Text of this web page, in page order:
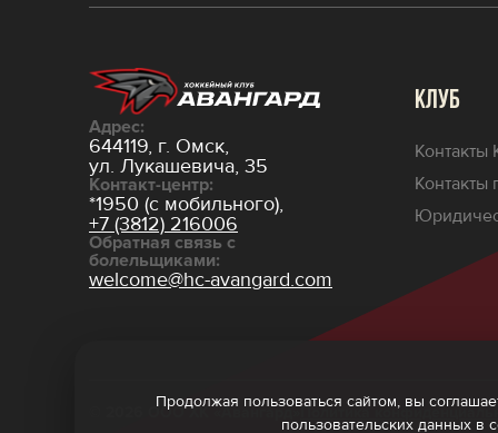
Адрес:
644119, г. Омск,
ул. Лукашевича, 35
Контакт-центр:
*1950 (с мобильного),
+7 (3812) 216006
Обратная связь с
болельщиками:
welcome@hc-avangard.com
КЛУБ
Контакты
Контакты
© 2026 ООО ХК «Авангард»Политика
Продолжая пользоваться сайтом, вы
пользовательских данных в